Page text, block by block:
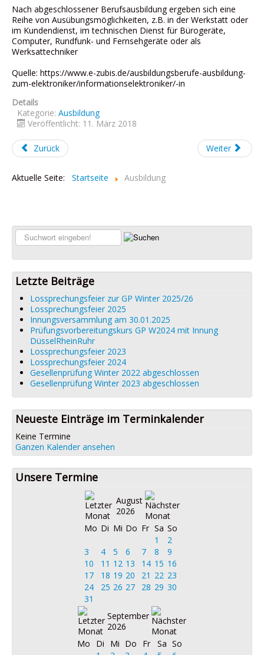
Nach abgeschlossener Berufsausbildung ergeben sich eine
Reihe von Ausübungsmöglichkeiten, z.B. in der Werkstatt oder
im Kundendienst, im technischen Dienst für Bürogeräte,
Computer, Rundfunk- und Fernsehgeräte oder als
Werksattechniker
Quelle: https://www.e-zubis.de/ausbildungsberufe-ausbildung-
zum-elektroniker/informationselektroniker/-in
Details
Kategorie: Ausbildung
Veröffentlicht: 11. März 2018
Zurück Weiter
Aktuelle Seite: Startseite Ausbildung
Suchen...
Letzte Beiträge
Lossprechungsfeier zur GP Winter 2025/26
Lossprechungsfeier 2025
Innungsversammlung am 30.01.2025
Prüfungsvorbereitungskurs GP W2024 mit Innung
DüsselRheinRuhr
Lossprechungsfeier 2023
Lossprechungsfeier 2024
Gesellenprüfung Winter 2022 abgeschlossen
Gesellenprüfung Winter 2023 abgeschlossen
Neueste Einträge im Terminkalender
Keine Termine
Ganzen Kalender ansehen
Unsere Termine
August
2026
Mo Di Mi Do Fr Sa So
1
2
3
4 5 6 7 8
9
10
11 12 13 14 15 16
17
18 19 20 21 22 23
24
25 26 27 28 29 30
31
September
2026
Mo
Di Mi Do Fr Sa So